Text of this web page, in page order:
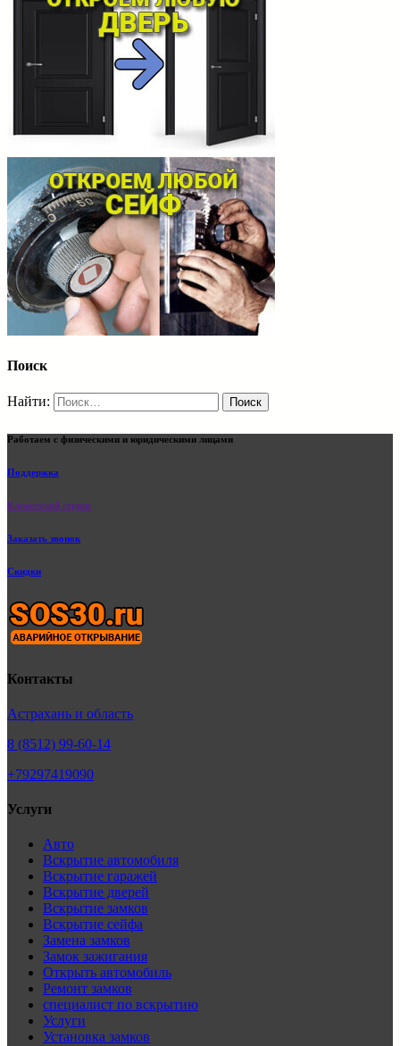
Поиск
Найти:
Работаем с физическими и юридическими лицами
Поддержка
Клиентский сервис
Заказать звонок
Скидки
Контакты
Астрахань и область
8 (8512) 99-60-14
+79297419090
Услуги
Авто
Вскрытие автомобиля
Вскрытие гаражей
Вскрытие дверей
Вскрытие замков
Вскрытие сейфа
Замена замков
Замок зажигания
Открыть автомобиль
Ремонт замков
специалист по вскрытию
Услуги
Установка замков